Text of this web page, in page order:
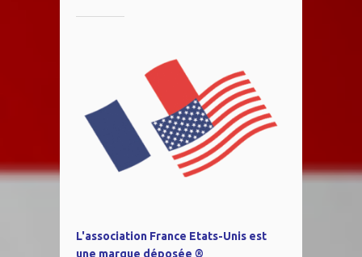
L'association France Etats-Unis est
une marque déposée ®